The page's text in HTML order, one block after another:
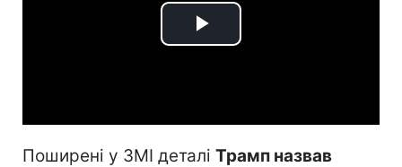
Play
Поширені у ЗМІ деталі Трамп назвав